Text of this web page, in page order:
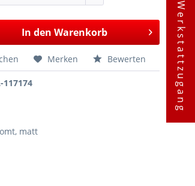
In den Warenkorb
Merken Bewerten
117174
matt
Werkstattzugang